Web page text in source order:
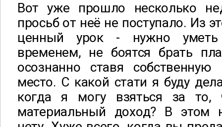
Вот уже прошло несколько
просьб от неё не поступало. Из
ценный урок - нужно
временем, не боятся брать
осознанно ставя
место. С какой стати я буду
когда я могу взяться за то,
материальный доход? В этом